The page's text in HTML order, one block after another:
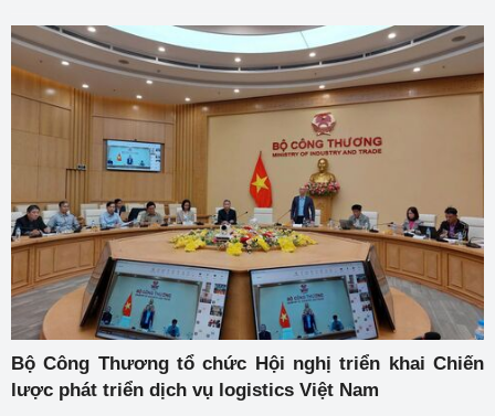
Bộ Công Thương tổ chức Hội nghị triển khai Chiến
lược phát triển dịch vụ logistics Việt Nam